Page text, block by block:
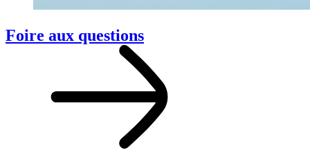
Foire aux questions